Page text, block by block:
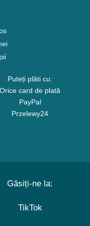
Puteți plăti cu:
Orice card de plată
PayPal
Przelewy24
Găsiți-ne la:
TikTok